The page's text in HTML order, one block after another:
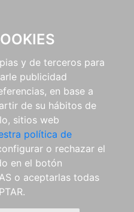
y de terceros para
publicidad
en base a
de su hábitos de
sitios web
política de
o rechazar el
en el botón
o aceptarlas todas